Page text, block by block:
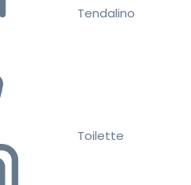
Tendalino
Toilette